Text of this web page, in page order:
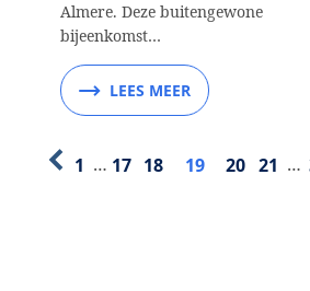
Almere. Deze buitengewone
bijeenkomst…
LEES MEER
1 … 17 18 19 20 21 …